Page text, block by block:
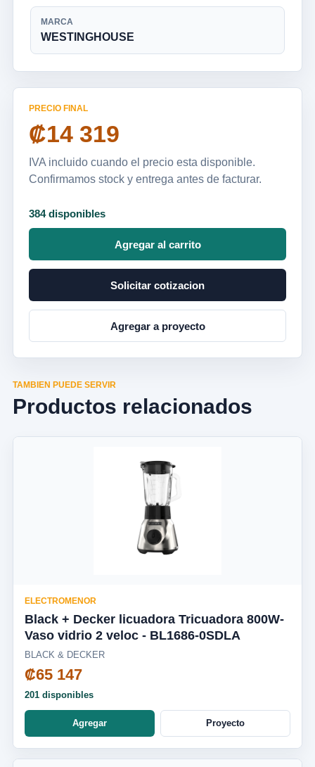
MARCA
WESTINGHOUSE
PRECIO FINAL
₡14 319
IVA incluido cuando el precio esta disponible.
Confirmamos stock y entrega antes de facturar.
384 disponibles
Agregar al carrito
Solicitar cotizacion
Agregar a proyecto
TAMBIEN PUEDE SERVIR
Productos relacionados
ELECTROMENOR
Black + Decker licuadora Tricuadora 800W-
Vaso vidrio 2 veloc - BL1686-0SDLA
BLACK & DECKER
₡65 147
201 disponibles
Agregar Proyecto